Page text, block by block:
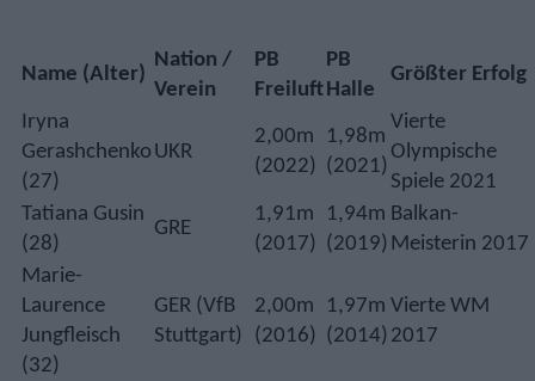
Name (Alter)
Nation /
Verein
PB
Freiluft
PB
Halle
Größter Erfolg
Iryna
Gerashchenko
(27)
UKR
2,00m
(2022)
1,98m
(2021)
Vierte
Olympische
Spiele 2021
Tatiana Gusin
(28)
GRE
1,91m
(2017)
1,94m
(2019)
Balkan-
Meisterin 2017
Marie-
Laurence
Jungfleisch
(32)
GER (VfB
Stuttgart)
2,00m
(2016)
1,97m
(2014)
Vierte WM
2017